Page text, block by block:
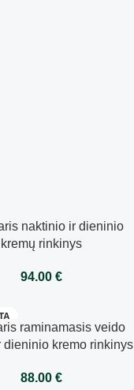
naktinio ir dieninio
kremų rinkinys
94.00 €
raminamasis veido
dieninio kremo rinkinys
88.00 €